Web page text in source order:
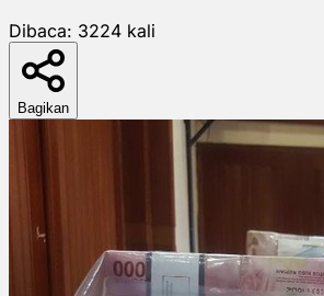
Dibaca: 3224 kali
Bagikan